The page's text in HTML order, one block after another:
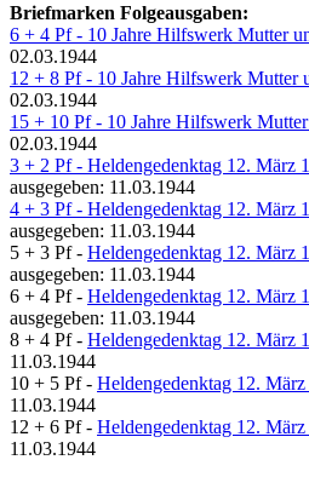
Briefmarken Folgeausgaben:
6 + 4 Pf - 10 Jahre Hilfswerk Mutter
02.03.1944
12 + 8 Pf - 10 Jahre Hilfswerk Mutter
02.03.1944
15 + 10 Pf - 10 Jahre Hilfswerk
02.03.1944
3 + 2 Pf - Heldengedenktag 12. März
ausgegeben: 11.03.1944
4 + 3 Pf - Heldengedenktag 12. März
ausgegeben: 11.03.1944
5 + 3 Pf - Heldengedenktag 12. März
ausgegeben: 11.03.1944
6 + 4 Pf - Heldengedenktag 12. März
ausgegeben: 11.03.1944
8 + 4 Pf - Heldengedenktag 12. März
11.03.1944
10 + 5 Pf - Heldengedenktag 12.
11.03.1944
12 + 6 Pf - Heldengedenktag 12.
11.03.1944